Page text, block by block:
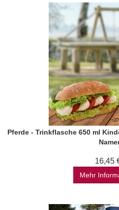
Pferde - Trinkflasche 650 ml
16,45
Mehr